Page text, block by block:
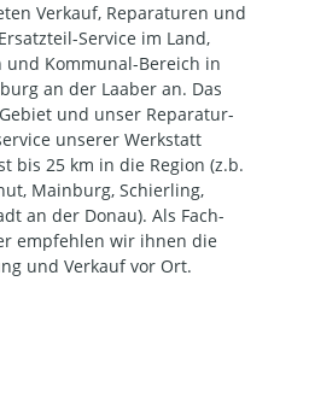
Verkauf, Reparaturen und
Service im Land,
und Kommunal-Bereich in
an der Laaber an. Das
und unser Reparatur-
unserer Werkstatt
bis 25 km in die Region (z.b.
Mainburg, Schierling,
an der Donau). Als Fach-
empfehlen wir ihnen die
und Verkauf vor Ort.